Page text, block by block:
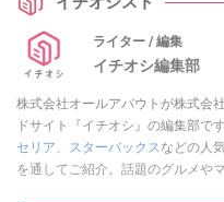
ライター / 編集
イチオシ編集部
株式会社オールアバウトが株式会
ドサイト『イチオシ』の編集部です
セリア、 スターバックスなどの人
を通してご紹介。話題のグルメや